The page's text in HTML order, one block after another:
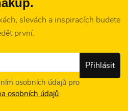
slevách a inspiracích budete
první.
osobních údajů pro
osobních údajů